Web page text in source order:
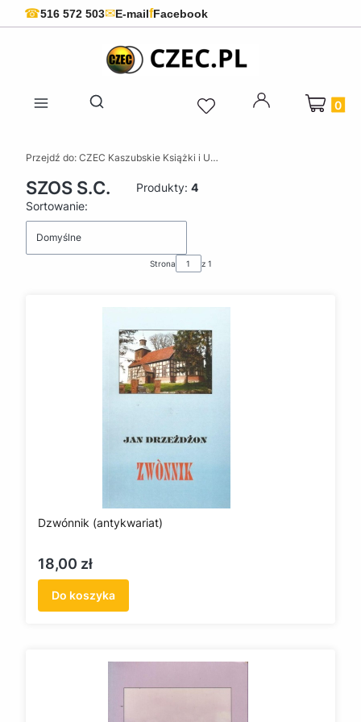
☎516 572 503✉E-mailfFacebook
Otwórz wyszukiwarkę
Produkty
Przejdź do: CZEC Kaszubskie Książki i Upominki - Pamiątki z Kaszub
SZOS S.C. Produkty: 4
Lista produktów
Sortowanie:
Domyślne
Strona z 1
Dzwónnik (antykwariat)
Cena
18,00 zł
Do koszyka